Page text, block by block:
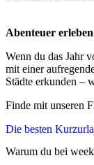
Abenteuer erleben
Wenn du das Jahr
mit einer
Städte erkunden –
Finde mit unseren
Die besten
Warum du bei